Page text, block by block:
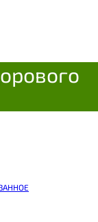
Добавлен